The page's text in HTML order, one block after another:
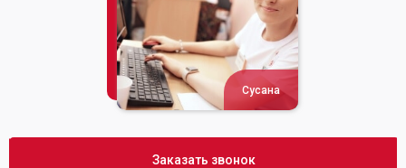
Сусана
Заказать звонок